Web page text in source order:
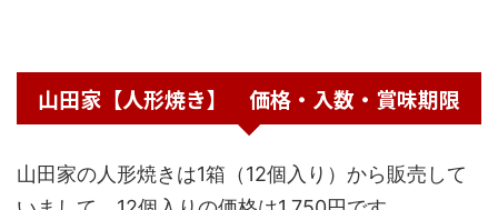
山田家【人形焼き】 価格・入数・賞味期限
山田家の人形焼きは1箱（12個入り）から販売して